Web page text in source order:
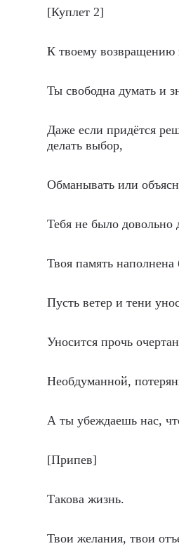
[Куплет 2]
К твоему возвращению
Ты свободна думать и
Даже если придётся
делать выбор,
Обманывать или
Тебя не было довольно
Твоя память
Пусть ветер и тени
Уносится прочь
Необдуманной,
А ты убеждаешь нас,
[Припев]
Такова жизнь.
Твои желания, твои